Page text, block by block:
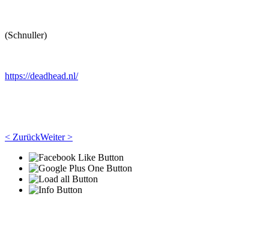
(Schnuller)
https://deadhead.nl/
< ZurückWeiter >